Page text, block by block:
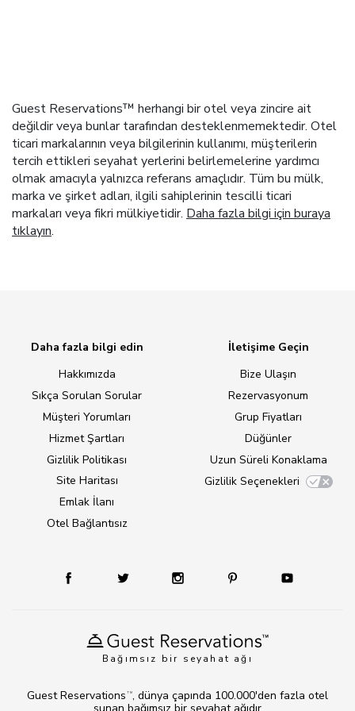
Guest Reservations™ herhangi bir otel veya zincire ait
değildir veya bunlar tarafından desteklenmemektedir. Otel
ticari markalarının veya bilgilerinin kullanımı, müşterilerin
tercih ettikleri seyahat yerlerini belirlemelerine yardımcı
olmak amacıyla yalnızca referans amaçlıdır. Tüm bu mülk,
marka ve şirket adları, ilgili sahiplerinin tescilli ticari
markaları veya fikri mülkiyetidir. Daha fazla bilgi için buraya
tıklayın.
Bağımsız bir seyahat ağı
Daha fazla bilgi edin
Hakkımızda
Sıkça Sorulan Sorular
Müşteri Yorumları
Hizmet Şartları
Gizlilik Politikası
Site Haritası
Emlak İlanı
Otel Bağlantısız
İletişime Geçin
Bize Ulaşın
Rezervasyonum
Grup Fiyatları
Düğünler
Uzun Süreli Konaklama
Gizlilik Seçenekleri
Guest Reservations TM, dünya çapında 100.000'den fazla otel